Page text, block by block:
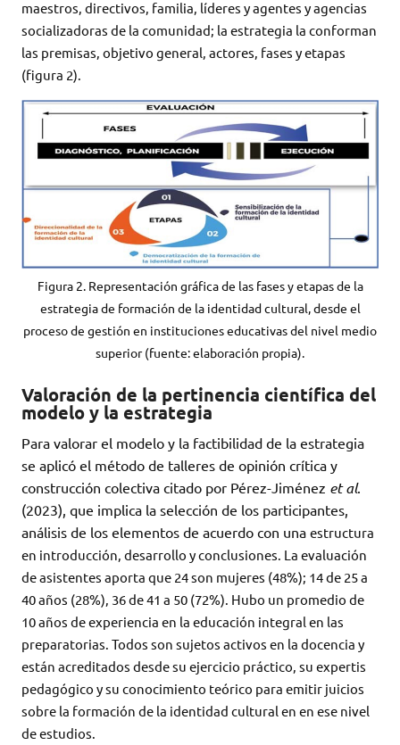
maestros, directivos, familia, líderes y agentes y agencias
socializadoras de la comunidad; la estrategia la conforman
las premisas, objetivo general, actores, fases y etapas
(figura 2).
Figura 2. Representación gráfica de las fases y etapas de la
estrategia de formación de la identidad cultural, desde el
proceso de gestión en instituciones educativas del nivel medio
superior (fuente: elaboración propia).
Valoración de la pertinencia científica del
modelo y la estrategia
Para valorar el modelo y la factibilidad de la estrategia
se aplicó el método de talleres de opinión crítica y
construcción colectiva citado por Pérez-Jiménez et al.
(2023), que implica la selección de los participantes,
análisis de los elementos de acuerdo con una estructura
en introducción, desarrollo y conclusiones. La evaluación
de asistentes aporta que 24 son mujeres (48%); 14 de 25 a
40 años (28%), 36 de 41 a 50 (72%). Hubo un promedio de
10 años de experiencia en la educación integral en las
preparatorias. Todos son sujetos activos en la docencia y
están acreditados desde su ejercicio práctico, su expertis
pedagógico y su conocimiento teórico para emitir juicios
sobre la formación de la identidad cultural en en ese nivel
de estudios.